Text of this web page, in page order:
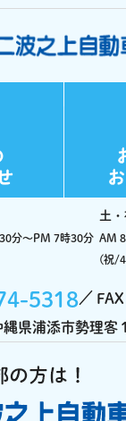
分～PM 7時30分
土
AM
(祝/
5318
県浦添市勢理客